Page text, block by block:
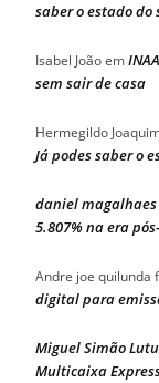
saber o estado do
Isabel Joãoem
sem sair de casa
Hermegildo
Já podes saber o
daniel magalhaes
5.807% na era
Andre joe quilunda
digital para
Miguel Simão
Multicaixa